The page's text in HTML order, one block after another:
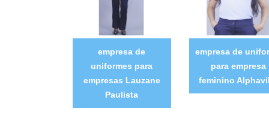
empresa de
uniformes para
empresas Lauzane
Paulista
empresa de
para empresa
feminino